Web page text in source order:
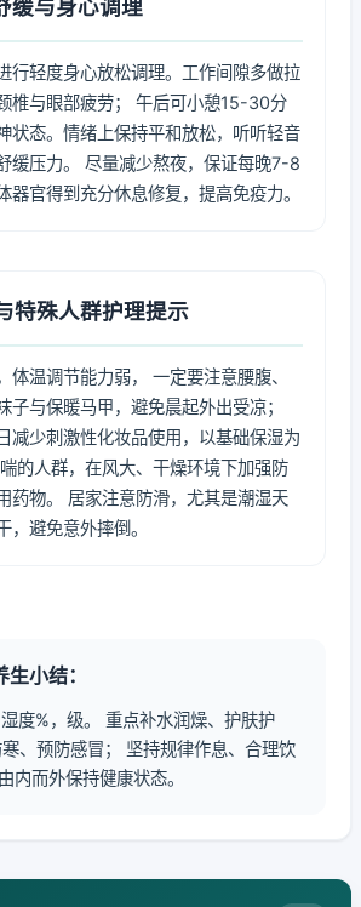
缓与身心调理
行轻度身心放松调理。工作间隙多做拉
椎与眼部疲劳； 午后可小憩15-30分
状态。情绪上保持平和放松，听听轻音
缓压力。 尽量减少熬夜，保证每晚7-8
器官得到充分休息修复，提高免疫力。
特殊人群护理提示
体温调节能力弱， 一定要注意腰腹、
子与保暖马甲，避免晨起外出受凉；
减少刺激性化妆品使用，以基础保湿为
的人群，在风大、干燥环境下加强防
药物。 居家注意防滑，尤其是潮湿天
，避免意外摔倒。
小结：
度%，级。 重点补水润燥、护肤护
、预防感冒； 坚持规律作息、合理饮
内而外保持健康状态。